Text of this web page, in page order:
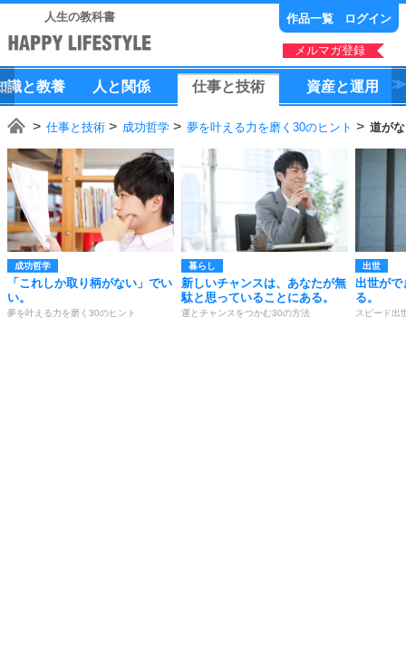
人生の教科書 作品一覧 ログイン
メルマガ登録
識と教養 人 と 関係 仕事と技術 資産と運用
仕事と技術 成功哲学 夢を叶える力を磨く30のヒント 道が
成功哲学
「これしか取り柄がない」でい
い。
夢を叶える力を磨く30のヒント
暮らし
新しいチャンスは、あなたが無
駄と思っていることにある。
運とチャンスをつかむ30の方法
出世
出世がで
る。
スピード出